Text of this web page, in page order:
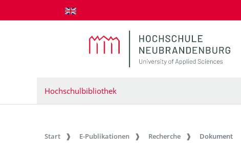
zum Inhalt springen
Hochschulbibliothek
Start E-Publikationen Recherche Dokument